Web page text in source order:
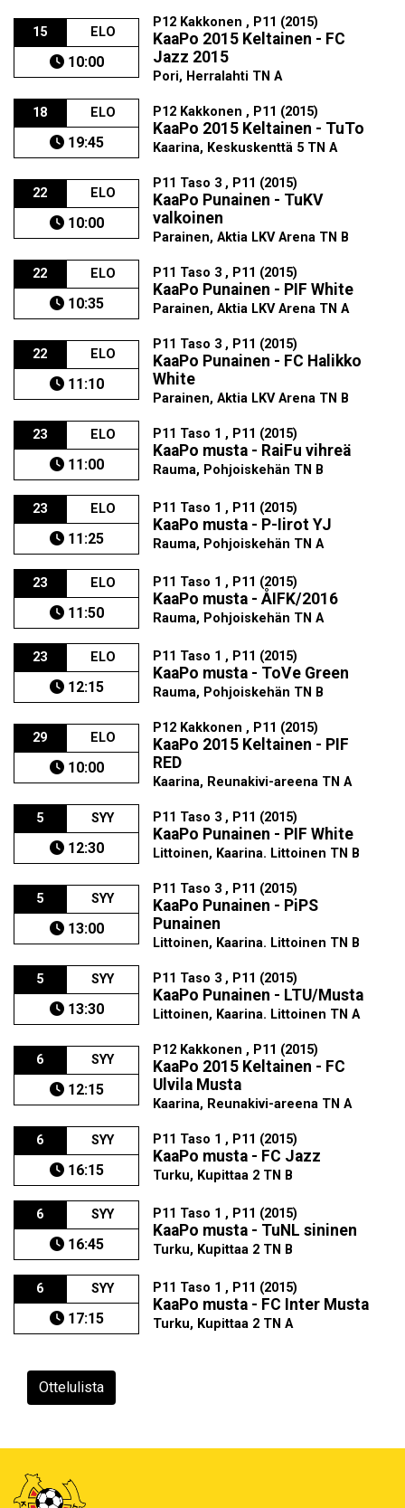
15 ELO
10:00
P12 Kakkonen , P11 (2015)
KaaPo 2015 Keltainen - FC
Jazz 2015
Pori, Herralahti TN A
18 ELO
19:45
P12 Kakkonen , P11 (2015)
KaaPo 2015 Keltainen - TuTo
Kaarina, Keskuskenttä 5 TN A
22 ELO
10:00
P11 Taso 3 , P11 (2015)
KaaPo Punainen - TuKV
valkoinen
Parainen, Aktia LKV Arena TN B
22 ELO
10:35
P11 Taso 3 , P11 (2015)
KaaPo Punainen - PIF White
Parainen, Aktia LKV Arena TN A
22 ELO
11:10
P11 Taso 3 , P11 (2015)
KaaPo Punainen - FC Halikko
White
Parainen, Aktia LKV Arena TN B
23 ELO
11:00
P11 Taso 1 , P11 (2015)
KaaPo musta - RaiFu vihreä
Rauma, Pohjoiskehän TN B
23 ELO
11:25
P11 Taso 1 , P11 (2015)
KaaPo musta - P-Iirot YJ
Rauma, Pohjoiskehän TN A
23 ELO
11:50
P11 Taso 1 , P11 (2015)
KaaPo musta - ÅIFK/2016
Rauma, Pohjoiskehän TN A
23 ELO
12:15
P11 Taso 1 , P11 (2015)
KaaPo musta - ToVe Green
Rauma, Pohjoiskehän TN B
29 ELO
10:00
P12 Kakkonen , P11 (2015)
KaaPo 2015 Keltainen - PIF
RED
Kaarina, Reunakivi-areena TN A
5 SYY
12:30
P11 Taso 3 , P11 (2015)
KaaPo Punainen - PIF White
Littoinen, Kaarina. Littoinen TN B
5 SYY
13:00
P11 Taso 3 , P11 (2015)
KaaPo Punainen - PiPS
Punainen
Littoinen, Kaarina. Littoinen TN B
5 SYY
13:30
P11 Taso 3 , P11 (2015)
KaaPo Punainen - LTU/Musta
Littoinen, Kaarina. Littoinen TN A
6 SYY
12:15
P12 Kakkonen , P11 (2015)
KaaPo 2015 Keltainen - FC
Ulvila Musta
Kaarina, Reunakivi-areena TN A
6 SYY
16:15
P11 Taso 1 , P11 (2015)
KaaPo musta - FC Jazz
Turku, Kupittaa 2 TN B
6 SYY
16:45
P11 Taso 1 , P11 (2015)
KaaPo musta - TuNL sininen
Turku, Kupittaa 2 TN B
6 SYY
17:15
P11 Taso 1 , P11 (2015)
KaaPo musta - FC Inter Musta
Turku, Kupittaa 2 TN A
Ottelulista